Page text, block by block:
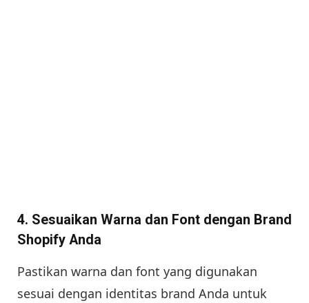
4. Sesuaikan Warna dan Font dengan Brand
Shopify Anda
Pastikan warna dan font yang digunakan
sesuai dengan identitas brand Anda untuk